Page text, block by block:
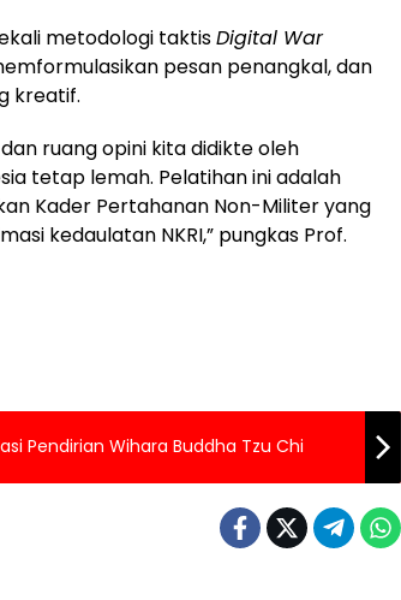
metodologi taktisDigital War
pesan penangkal, dan
kreatif.
ruang opini kita didikte oleh
tetap lemah. Pelatihan ini adalah
Kader Pertahanan Non-Militer yang
kedaulatan NKRI,” pungkas Prof.
Pendirian Wihara Buddha Tzu Chi